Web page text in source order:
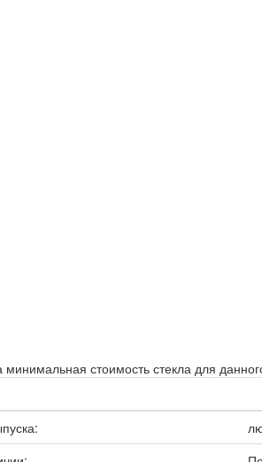
минимальная стоимость стекла для